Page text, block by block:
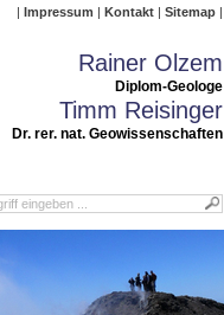
Impressum Kontakt Sitemap
Rainer Olzem
Diplom-Geologe
Timm Reisinger
Dr. rer. nat. Geowissenschaften